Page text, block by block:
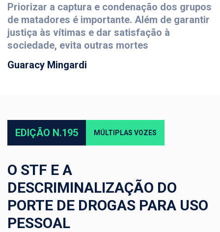
Priorizar a captura e condenação dos grupos
de matadores é importante. Além de garantir
justiça às vítimas e dar satisfação à
sociedade, evita outras mortes
Guaracy Mingardi
EDIÇÃO N.195 MÚLTIPLAS VOZES
O STF E A
DESCRIMINALIZAÇÃO DO
PORTE DE DROGAS PARA USO
PESSOAL